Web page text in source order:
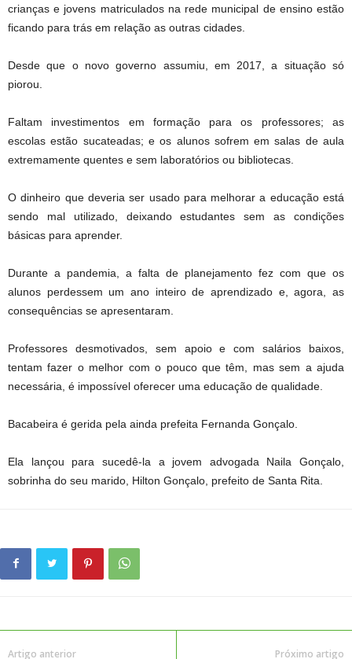
crianças e jovens matriculados na rede municipal de ensino estão
ficando para trás em relação as outras cidades.
Desde que o novo governo assumiu, em 2017, a situação só
piorou.
Faltam investimentos em formação para os professores; as
escolas estão sucateadas; e os alunos sofrem em salas de aula
extremamente quentes e sem laboratórios ou bibliotecas.
O dinheiro que deveria ser usado para melhorar a educação está
sendo mal utilizado, deixando estudantes sem as condições
básicas para aprender.
Durante a pandemia, a falta de planejamento fez com que os
alunos perdessem um ano inteiro de aprendizado e, agora, as
consequências se apresentaram.
Professores desmotivados, sem apoio e com salários baixos,
tentam fazer o melhor com o pouco que têm, mas sem a ajuda
necessária, é impossível oferecer uma educação de qualidade.
Bacabeira é gerida pela ainda prefeita Fernanda Gonçalo.
Ela lançou para sucedê-la a jovem advogada Naila Gonçalo,
sobrinha do seu marido, Hilton Gonçalo, prefeito de Santa Rita.
Artigo anterior Próximo artigo